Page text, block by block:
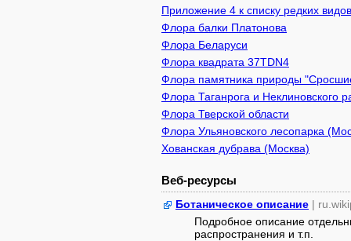
Приложение 4 к списку редких
Флора балки Платонова
Флора Беларуси
Флора квадрата 37TDN4
Флора памятника природы
Флора Таганрога и Неклиновского
Флора Тверской области
Флора Ульяновского лесопарка
Хованская дубрава (Москва)
Веб-ресурсы
Ботаническое описание |
Подробное описание
распространения и т.п.